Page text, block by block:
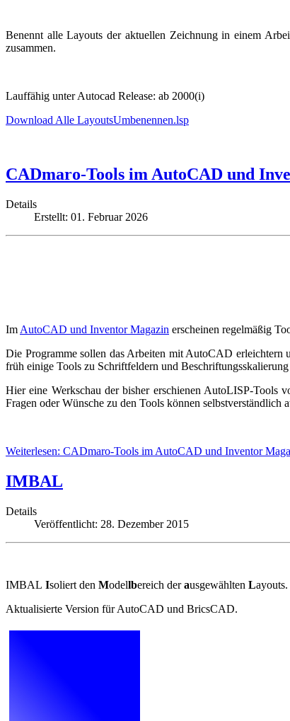
Benennt alle Layouts der aktuellen Zeichnung in einem
zusammen.
Lauffähig unter Autocad Release: ab 2000(i)
Download Alle LayoutsUmbenennen.lsp
CADmaro-Tools im AutoCAD und
Details
Erstellt: 01. Februar 2026
Im AutoCAD und Inventor Magazin erscheinen regelmäßig
Die Programme sollen das Arbeiten mit AutoCAD erleichtern
früh einige Tools zu Schriftfeldern und
Hier eine Werkschau der bisher erschienen AutoLISP-Tools
Fragen oder Wünsche zu den Tools können selbstverständlich
Weiterlesen: CADmaro-Tools im AutoCAD und Inventor
IMBAL
Details
Veröffentlicht: 28. Dezember 2015
IMBAL Isoliert den Modellbereich derausgewählten Layouts.
Aktualisierte Version für AutoCAD und BricsCAD.